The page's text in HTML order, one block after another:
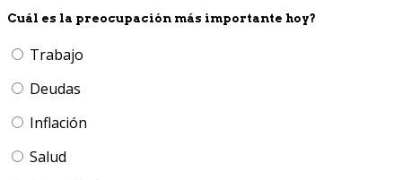
Cuál es la preocupación más importante hoy?
Trabajo
Deudas
Inflación
Salud